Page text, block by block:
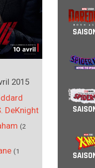
2015
DeKnight
(2
(1